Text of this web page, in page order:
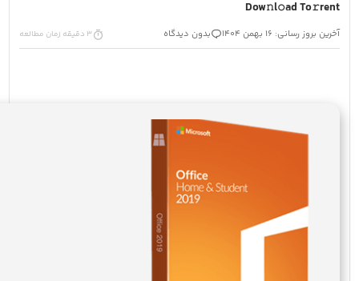
Dow𝚗l𝚘ad To𝚛rent
آخرین بروز رسانی: 16 بهمن 1404 بدون دیدگاه 3 دقیقه زمان مطالعه